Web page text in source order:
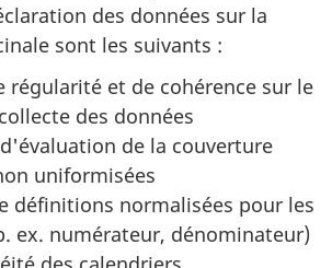
des données sur la
sont les suivants :
régularité et de cohérence sur le
des données
de la couverture
uniformisées
définitions normalisées pour les
ex. numérateur, dénominateur)